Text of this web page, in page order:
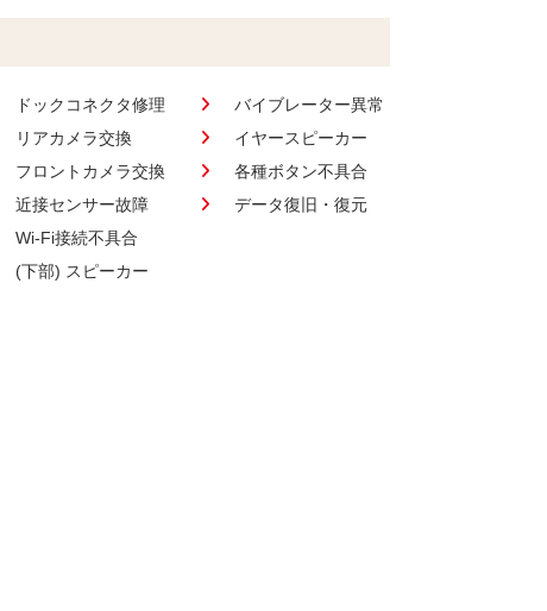
ドックコネクタ修理
リアカメラ交換
フロントカメラ交換
近接センサー故障
Wi-Fi接続不具合
(下部) スピーカー
バイブレーター異常
イヤースピーカー
各種ボタン不具合
データ復旧・復元